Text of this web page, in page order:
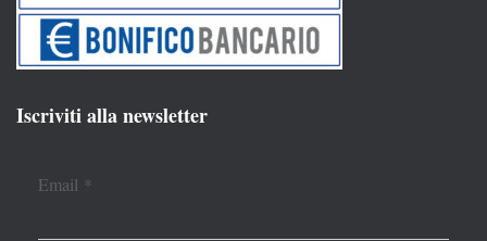
Iscriviti alla newsletter
Email *